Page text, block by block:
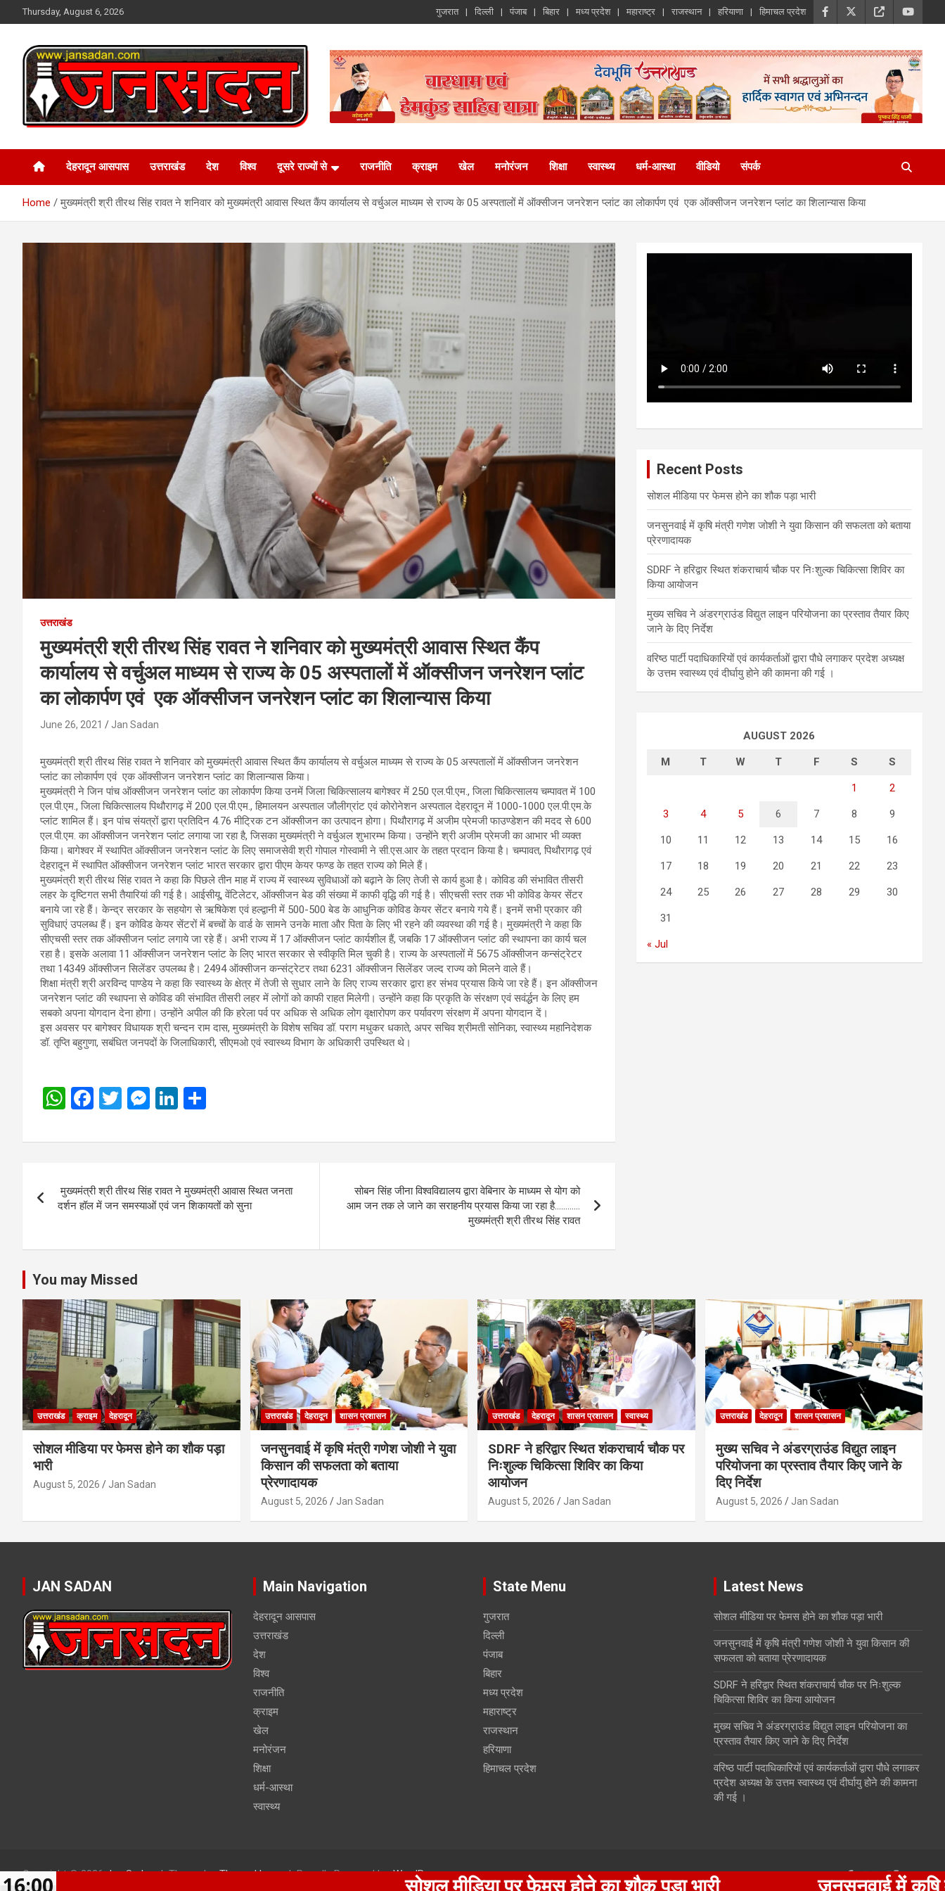
to
Thursday, August 6, 2026 गुजरात दिल्ली पंजाब बिहार मध्य प्रदेश महाराष्ट्र राजस्थान हरियाणा हिमाचल प्रदेश
Jan Sadan
देहरादून आसपास उत्तराखंड देश विश्व दूसरे राज्यों से राजनीति क्राइम खेल मनोरंजन शिक्षा स्वास्थ्य धर्म-आस्था वीडियो संपर्क
Home मुख्यमंत्री श्री तीरथ सिंह रावत ने शनिवार को मुख्यमंत्री आवास स्थित कैंप कार्यालय से वर्चुअल माध्यम से राज्य के 05 अस्पतालों में ऑक्सीजन जनरेशन प्लांट का लोकार्पण एवं एक ऑक्सीजन जनरेशन प्लांट का शिलान्यास किया
उत्तराखंड
मुख्यमंत्री श्री तीरथ सिंह रावत ने शनिवार को मुख्यमंत्री आवास स्थित कैंप
कार्यालय से वर्चुअल माध्यम से राज्य के 05 अस्पतालों में ऑक्सीजन जनरेशन प्लांट
का लोकार्पण एवं एक ऑक्सीजन जनरेशन प्लांट का शिलान्यास किया
June 26, 2021 Jan Sadan
मुख्यमंत्री श्री तीरथ सिंह रावत ने शनिवार को मुख्यमंत्री आवास स्थित कैंप कार्यालय से वर्चुअल माध्यम से राज्य के 05 अस्पतालों में ऑक्सीजन जनरेशन
प्लांट का लोकार्पण एवं एक ऑक्सीजन जनरेशन प्लांट का शिलान्यास किया।
मुख्यमंत्री ने जिन पांच ऑक्सीजन जनरेशन प्लांट का लोकार्पण किया उनमें जिला चिकित्सालय बागेश्वर में 250 एल.पी.एम., जिला चिकित्सालय चम्पावत में 100
एल.पी.एम., जिला चिकित्सालय पिथौरागढ़ में 200 एल.पी.एम., हिमालयन अस्पताल जौलीग्रांट एवं कोरोनेशन अस्पताल देहरादून में 1000-1000 एल.पी.एम.के
प्लांट शामिल हैं। इन पांच संयत्रों द्वारा प्रतिदिन 4.76 मीट्रिक टन ऑक्सीजन का उत्पादन होगा। पिथौरागढ़ में अजीम प्रेमजी फाउण्डेशन की मदद से 600
एल.पी.एम. का ऑक्सीजन जनरेशन प्लांट लगाया जा रहा है, जिसका मुख्यमंत्री ने वर्चुअल शुभारम्भ किया। उन्होंने श्री अजीम प्रेमजी का आभार भी व्यक्त
किया। बागेश्वर में स्थापित ऑक्सीजन जनरेशन प्लांट के लिए समाजसेवी श्री गोपाल गोस्वामी ने सी.एस.आर के तहत प्रदान किया है। चम्पावत, पिथौरागढ़ एवं
देहरादून में स्थापित ऑक्सीजन जनरेशन प्लांट भारत सरकार द्वारा पीएम केयर फण्ड के तहत राज्य को मिले हैं।
मुख्यमंत्री श्री तीरथ सिंह रावत ने कहा कि पिछले तीन माह में राज्य में स्वास्थ्य सुविधाओं को बढ़ाने के लिए तेजी से कार्य हुआ है। कोविड की संभावित तीसरी
लहर के दृष्टिगत सभी तैयारियां की गई है। आईसीयू, वेंटिलेटर, ऑक्सीजन बेड की संख्या में काफी वृद्धि की गई है। सीएचसी स्तर तक भी कोविड केयर सेंटर
बनाये जा रहे हैं। केन्द्र सरकार के सहयोग से ऋषिकेश एवं हल्द्वानी में 500-500 बेड के आधुनिक कोविड केयर सेंटर बनाये गये हैं। इनमें सभी प्रकार की
सुविधाएं उपलब्ध हैं। इन कोविड केयर सेंटरों में बच्चों के वार्ड के सामने उनके माता और पिता के लिए भी रहने की व्यवस्था की गई है। मुख्यमंत्री ने कहा कि
सीएचसी स्तर तक ऑक्सीजन प्लांट लगाये जा रहे हैं। अभी राज्य में 17 ऑक्सीजन प्लांट कार्यशील हैं, जबकि 17 ऑक्सीजन प्लांट की स्थापना का कार्य चल
रहा है। इसके अलावा 11 ऑक्सीजन जनरेशन प्लांट के लिए भारत सरकार से स्वीकृति मिल चुकी है। राज्य के अस्पतालों में 5675 ऑक्सीजन कन्संट्रेटर
तथा 14349 ऑक्सीजन सिलेंडर उपलब्ध है। 2494 ऑक्सीजन कन्संट्रेटर तथा 6231 ऑक्सीजन सिलेंडर जल्द राज्य को मिलने वाले हैं।
शिक्षा मंत्री श्री अरविन्द पाण्डेय ने कहा कि स्वास्थ्य के क्षेत्र में तेजी से सुधार लाने के लिए राज्य सरकार द्वारा हर संभव प्रयास किये जा रहे हैं। इन ऑक्सीजन
जनरेशन प्लांट की स्थापना से कोविड की संभावित तीसरी लहर में लोगों को काफी राहत मिलेगी। उन्होंने कहा कि प्रकृति के संरक्षण एवं सवंर्द्धन के लिए हम
सबको अपना योगदान देना होगा। उन्होंने अपील की कि हरेला पर्व पर अधिक से अधिक लोग वृक्षारोपण कर पर्यावरण संरक्षण में अपना योगदान दें।
इस अवसर पर बागेश्वर विधायक श्री चन्दन राम दास, मुख्यमंत्री के विशेष सचिव डॉ. पराग मधुकर धकाते, अपर सचिव श्रीमती सोनिका, स्वास्थ्य महानिदेशक
डॉ. तृप्ति बहुगुणा, सबंधित जनपदों के जिलाधिकारी, सीएमओ एवं स्वास्थ्य विभाग के अधिकारी उपस्थित थे।
W
at
A
p
F
ce
o
o
T
tt
M
se
g
er
Li
ke
n
ar
navigation
मुख्यमंत्री श्री तीरथ सिंह रावत ने मुख्यमंत्री आवास स्थित जनता
दर्शन हॉल में जन समस्याओं एवं जन शिकायतों को सुना
सोबन सिंह जीना विश्वविद्यालय द्वारा वेबिनार के माध्यम से योग को
आम जन तक ले जाने का सराहनीय प्रयास किया जा रहा है…………
मुख्यमंत्री श्री तीरथ सिंह रावत
Recent Posts
सोशल मीडिया पर फेमस होने का शौक पड़ा भारी
जनसुनवाई में कृषि मंत्री गणेश जोशी ने युवा किसान की सफलता को बताया
प्रेरणादायक
SDRF ने हरिद्वार स्थित शंकराचार्य चौक पर निःशुल्क चिकित्सा शिविर का
किया आयोजन
मुख्य सचिव ने अंडरग्राउंड विद्युत लाइन परियोजना का प्रस्ताव तैयार किए
जाने के दिए निर्देश
वरिष्ठ पार्टी पदाधिकारियों एवं कार्यकर्ताओं द्वारा पौधे लगाकर प्रदेश अध्यक्ष
के उत्तम स्वास्थ्य एवं दीर्घायु होने की कामना की गई ।
AUGUST 2026
M T W T F S S
1 2
3 4 5 6 7 8 9
10 11 12 13 14 15 16
17 18 19 20 21 22 23
24 25 26 27 28 29 30
31
« Jul
You may Missed
उत्तराखंड क्राइम देहरादून
सोशल मीडिया पर फेमस होने का शौक पड़ा
भारी
August 5, 2026 Jan Sadan
उत्तराखंड देहरादून शासन प्रशासन
जनसुनवाई में कृषि मंत्री गणेश जोशी ने युवा
किसान की सफलता को बताया
प्रेरणादायक
August 5, 2026 Jan Sadan
उत्तराखंड देहरादून शासन प्रशासन स्वास्थ्य
SDRF ने हरिद्वार स्थित शंकराचार्य चौक पर
निःशुल्क चिकित्सा शिविर का किया
आयोजन
August 5, 2026 Jan Sadan
उत्तराखंड देहरादून शासन प्रशासन
मुख्य सचिव ने अंडरग्राउंड विद्युत लाइन
परियोजना का प्रस्ताव तैयार किए जाने के
दिए निर्देश
August 5, 2026 Jan Sadan
JAN SADAN Main Navigation
देहरादून आसपास
उत्तराखंड
देश
विश्व
राजनीति
क्राइम
खेल
मनोरंजन
शिक्षा
धर्म-आस्था
स्वास्थ्य
State Menu
गुजरात
दिल्ली
पंजाब
बिहार
मध्य प्रदेश
महाराष्ट्र
राजस्थान
हरियाणा
हिमाचल प्रदेश
Latest News
सोशल मीडिया पर फेमस होने का शौक पड़ा भारी
जनसुनवाई में कृषि मंत्री गणेश जोशी ने युवा किसान की
सफलता को बताया प्रेरणादायक
SDRF ने हरिद्वार स्थित शंकराचार्य चौक पर निःशुल्क
चिकित्सा शिविर का किया आयोजन
मुख्य सचिव ने अंडरग्राउंड विद्युत लाइन परियोजना का
प्रस्ताव तैयार किए जाने के दिए निर्देश
वरिष्ठ पार्टी पदाधिकारियों एवं कार्यकर्ताओं द्वारा पौधे लगाकर
प्रदेश अध्यक्ष के उत्तम स्वास्थ्य एवं दीर्घायु होने की कामना
की गई ।
Copyright © 2026Jan Sadan Theme by:Theme Horse Proudly Powered by:WordPress
सोशल मीडिया पर फेमस होने का शौक पड़ा भारी जनसुनवाई में कृषि मंत्री
16:00